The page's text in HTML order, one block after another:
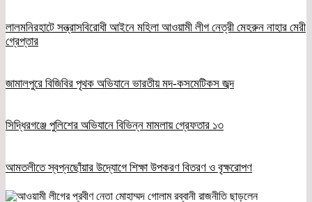
লালমনিরহাটে সন্ত্রাসবিরোধী আইনে মহিলা আওয়ামী লীগ নেত্রী মেহরুন নাহার মেরী
গ্রেপ্তার
জামালপুরে বিজিবির পৃথক অভিযানে ভারতীয় মদ-কসমেটিকস জব্দ
সিদ্ধিরগঞ্জে পুলিশের অভিযানে বিভিন্ন মামলায় গ্রেফতার ১৩
আমতলীতে স্বপ্নছোঁয়ার উদ্যোগে শিক্ষা উপকরণ বিতরণ ও বৃক্ষরোপণ